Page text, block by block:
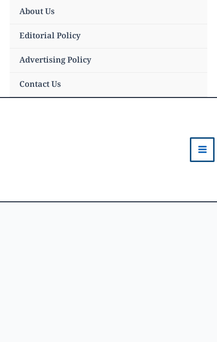
content
About Us
Editorial Policy
Advertising Policy
Contact Us